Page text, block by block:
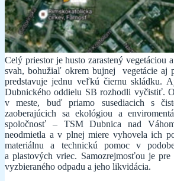
Celý priestor je husto zarastený
svah, bohužiaľ okrem bujnej vegetácie aj
predstavuje jednu veľkú čiernu skládku.
Dubnického oddielu SB rozhodli vyčistiť.
v meste, buď priamo susediacich s
zaoberajúcich sa ekológiou a
spoločnosť – TSM Dubnica nad
neodmietla a v plnej miere vyhovela ich
materiálnu a technickú pomoc v
a plastových vriec. Samozrejmosťou je
vyzbieraného odpadu a jeho likvidácia.